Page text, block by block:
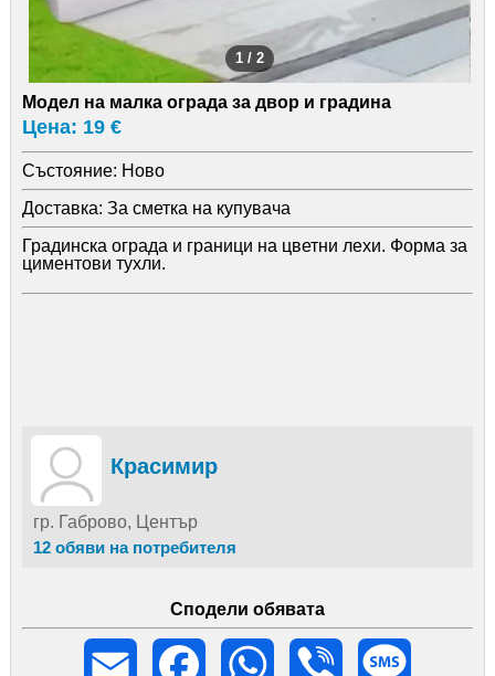
1 / 2
Модел на малка ограда за двор и градина
Цена: 19 €
Състояние: Ново
Доставка: За сметка на купувача
Градинска ограда и граници на цветни лехи. Форма за
циментови тухли.
Красимир
гр. Габрово, Център
12 обяви на потребителя
Сподели обявата
Email
Facebook WhatsApp Viber